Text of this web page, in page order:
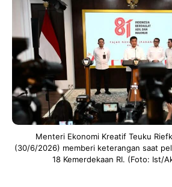
Menteri Ekonomi Kreatif Teuku
(30/6/2026) memberi keterangan saat
18 Kemerdekaan RI. (Foto: Ist/